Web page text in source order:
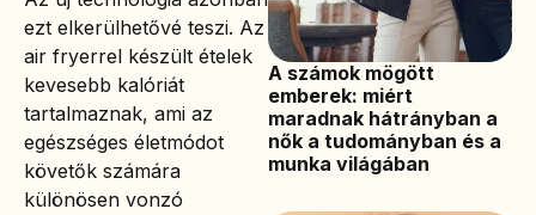
ezt elkerülhetővé teszi. Az
air fryerrel készült ételek
kevesebb kalóriát
tartalmaznak, ami az
egészséges életmódot
követők számára
különösen vonzó
A számok mögött
emberek: miért
maradnak hátrányban a
nők a tudományban és a
munka világában